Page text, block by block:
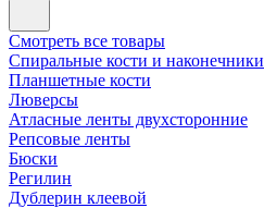
Смотреть все товары
Спиральные кости и наконечники
Планшетные кости
Люверсы
Атласные ленты двухсторонние
Репсовые ленты
Бюски
Регилин
Дублерин клеевой